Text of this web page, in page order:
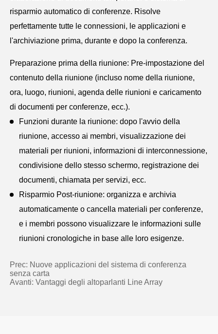
risparmio automatico di conferenze. Risolve
perfettamente tutte le connessioni, le applicazioni e
l'archiviazione prima, durante e dopo la conferenza.
Preparazione prima della riunione: Pre-impostazione del
contenuto della riunione (incluso nome della riunione,
ora, luogo, riunioni, agenda delle riunioni e caricamento
di documenti per conferenze, ecc.).
Funzioni durante la riunione: dopo l'avvio della
riunione, accesso ai membri, visualizzazione dei
materiali per riunioni, informazioni di interconnessione,
condivisione dello stesso schermo, registrazione dei
documenti, chiamata per servizi, ecc.
Risparmio Post-riunione: organizza e archivia
automaticamente o cancella materiali per conferenze,
e i membri possono visualizzare le informazioni sulle
riunioni cronologiche in base alle loro esigenze.
Prec: Nuove applicazioni del sistema di conferenza
senza carta
Avanti: Vantaggi degli altoparlanti Line Array